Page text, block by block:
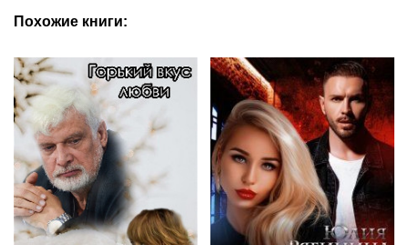
Похожие книги: